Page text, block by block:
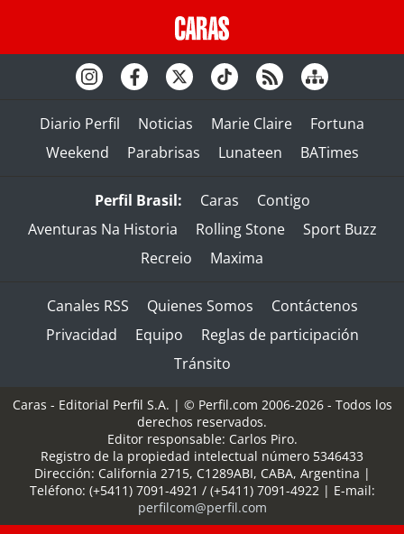
Diario Perfil Noticias Marie Claire
Fortuna
Weekend
Parabrisas Lunateen BATimes
Perfil Brasil: Caras
Contigo
Aventuras Na Historia
Rolling Stone
Sport Buzz
Recreio
Maxima
Canales RSS Quienes Somos
Contáctenos
Privacidad
Equipo
Reglas de participación
Tránsito
Caras - Editorial Perfil S.A. | © Perfil.com 2006-2026 - Todos los
derechos reservados.
Editor responsable: Carlos Piro.
Registro de la propiedad intelectual número 5346433
Dirección: California 2715, C1289ABI, CABA, Argentina |
Teléfono: (+5411) 7091-4921 / (+5411) 7091-4922| E-mail:
perfilcom@perfil.com